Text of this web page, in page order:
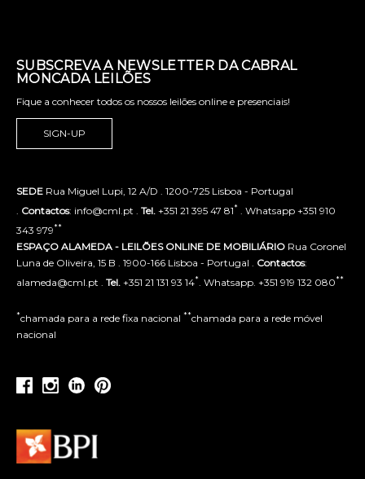
SUBSCREVA A NEWSLETTER DA CABRAL
MONCADA LEILÕES
Fique a conhecer todos os nossos leilões online e presenciais!
SIGN-UP
SEDE Rua Miguel Lupi, 12 A/D . 1200-725 Lisboa - Portugal
. Contactos: info@cml.pt . Tel. +351 21 395 47 81* . Whatsapp +351 910
343 979**
ESPAÇO ALAMEDA - LEILÕES ONLINE DE MOBILIÁRIO Rua Coronel
Luna de Oliveira, 15 B . 1900-166 Lisboa - Portugal . Contactos:
alameda@cml.pt . Tel. +351 21 131 93 14*. Whatsapp. +351 919 132 080**
*chamada para a rede fixa nacional **chamada para a rede móvel
nacional